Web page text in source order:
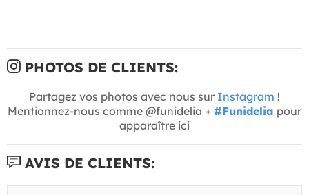
PHOTOS DE CLIENTS:
Partagez vos photos avec nous sur Instagram !
Mentionnez-nous comme @funidelia + #Funidelia pour
apparaître ici
AVIS DE CLIENTS: